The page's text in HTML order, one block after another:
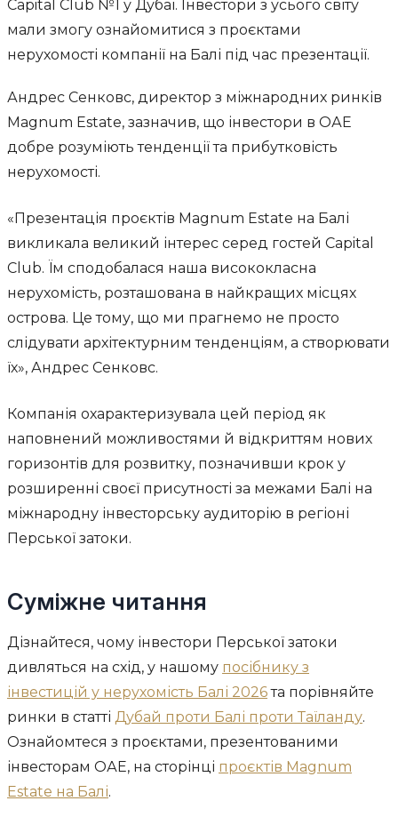
Capital Club №1 у Дубаї. Інвестори з усього світу
мали змогу ознайомитися з проєктами
нерухомості компанії на Балі під час презентації.
Андрес Сенковс, директор з міжнародних ринків
Magnum Estate, зазначив, що інвестори в ОАЕ
добре розуміють тенденції та прибутковість
нерухомості.
«Презентація проєктів Magnum Estate на Балі
викликала великий інтерес серед гостей Capital
Club. Їм сподобалася наша висококласна
нерухомість, розташована в найкращих місцях
острова. Це тому, що ми прагнемо не просто
слідувати архітектурним тенденціям, а створювати
їх», Андрес Сенковс.
Компанія охарактеризувала цей період як
наповнений можливостями й відкриттям нових
горизонтів для розвитку, позначивши крок у
розширенні своєї присутності за межами Балі на
міжнародну інвесторську аудиторію в регіоні
Перської затоки.
Суміжне читання
Дізнайтеся, чому інвестори Перської затоки
дивляться на схід, у нашому посібнику з
інвестицій у нерухомість Балі 2026та порівняйте
ринки в статті Дубай проти Балі проти Таїланду.
Ознайомтеся з проєктами, презентованими
інвесторам ОАЕ, на сторінці проєктів Magnum
Estate на Балі.